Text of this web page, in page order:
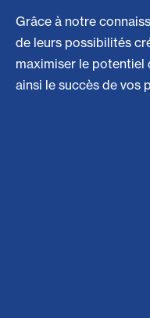
Grâce à notre
de leurs possibilités
maximiser le potentiel
ainsi le succès de vos